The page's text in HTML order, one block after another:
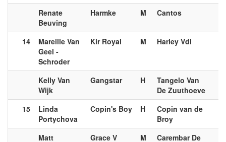
Renate
Beuving
Harmke M Cantos
14
Mareille Van
Geel -
Schroder
Kir Royal M Harley Vdl
Kelly Van
Wijk
Gangstar H
Tangelo Van
De Zuuthoeve
15
Linda
Portychova
Copin's Boy H
Copin van de
Broy
Matt
Grace V M Carembar De